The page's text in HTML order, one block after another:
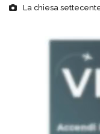
La chiesa